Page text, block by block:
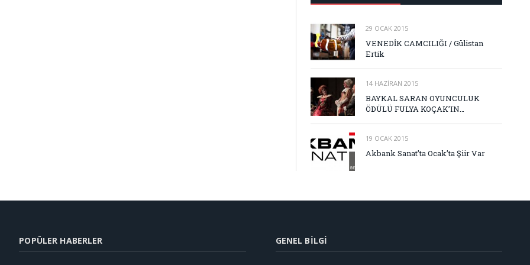
29 OCAK 2015
VENEDİK CAMCILIĞI / Gülistan
Ertik
14 HAZIRAN 2015
BAYKAL SARAN OYUNCULUK
ÖDÜLÜ FULYA KOÇAK’IN…
19 OCAK 2015
Akbank Sanat’ta Ocak’ta Şiir Var
POPÜLER HABERLER GENEL BILGI